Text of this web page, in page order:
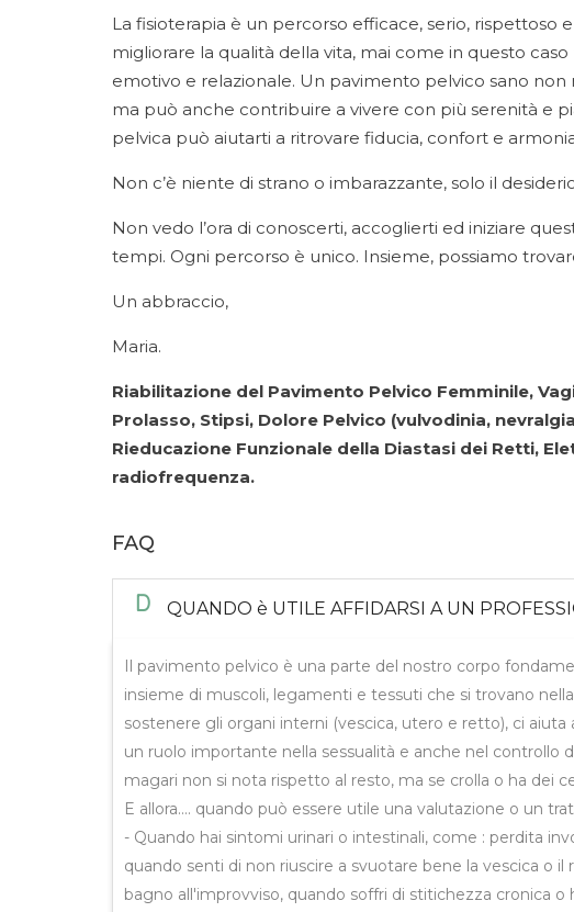
La fisioterapia è un percorso efficace, serio, rispettoso
migliorare la qualità della vita, mai come in questo
emotivo e relazionale. Un pavimento pelvico sano non
ma può anche contribuire a vivere con più serenità e
pelvica può aiutarti a ritrovare fiducia, confort e
Non c’è niente di strano o imbarazzante, solo il
Non vedo l’ora di conoscerti, accoglierti ed iniziare
tempi. Ogni percorso è unico. Insieme, possiamo
Un abbraccio,
Maria.
Riabilitazione del Pavimento Pelvico Femminile,
Prolasso, Stipsi, Dolore Pelvico (vulvodinia,
Rieducazione Funzionale della Diastasi dei Retti,
radiofrequenza.
FAQ
D QUANDO è UTILE AFFIDARSI A UN
Il pavimento pelvico è una parte del nostro corpo
insieme di muscoli, legamenti e tessuti che si trovano
sostenere gli organi interni (vescica, utero e retto), ci
un ruolo importante nella sessualità e anche nel controllo
magari non si nota rispetto al resto, ma se crolla o ha dei
E allora.... quando può essere utile una valutazione o un
- Quando hai sintomi urinari o intestinali, come : perdita
quando senti di non riuscire a svuotare bene la vescica o
bagno all'improvviso, quando soffri di stitichezza cronica o